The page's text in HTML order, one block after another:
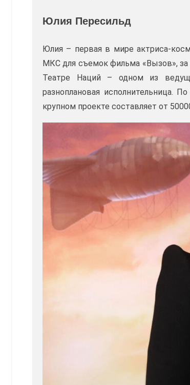
Юлия Пересильд
Юлия – первая в мире актриса-
МКС для съемок фильма «Вызов»,
Театре Наций – одном из
разноплановая исполнительница.
крупном проекте составляет от